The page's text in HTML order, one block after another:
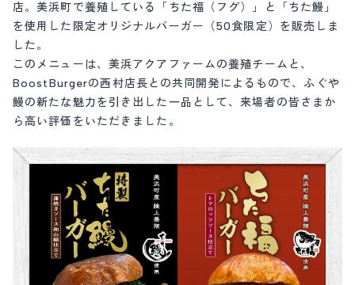
店。美浜町で養殖している「ちた福（フグ）」と「ちた鰻」
を使用した限定オリジナルバーガー（50食限定）を販売しま
した。
このメニューは、美浜アクアファームの養殖チームと、
BoostBurgerの西村店長との共同開発によるもので、ふぐや
鰻の新たな魅力を引き出した一品として、来場者の皆さまか
ら高い評価をいただきました。